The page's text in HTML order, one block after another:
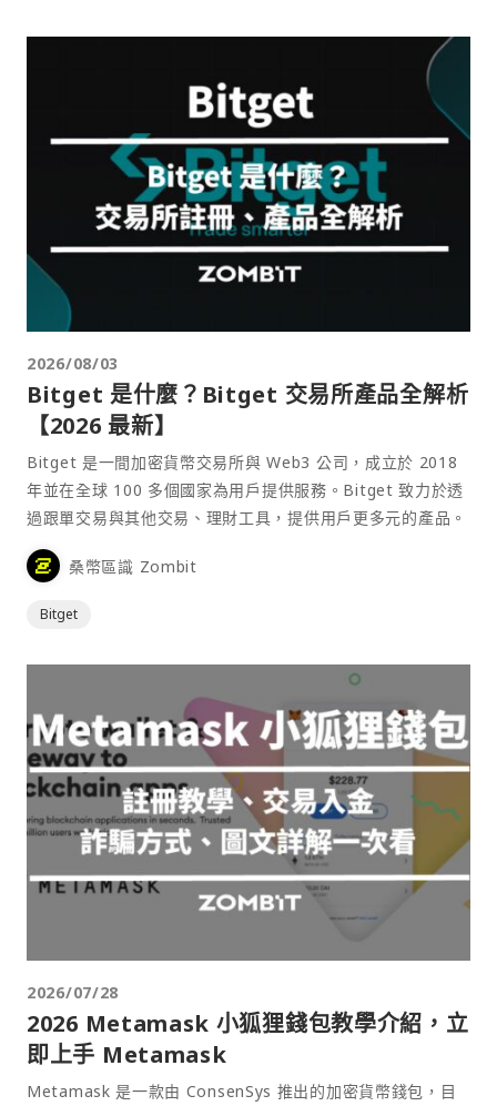
2026/08/03
Bitget 是什麼？Bitget 交易所產品全解析
【2026 最新】
Bitget 是一間加密貨幣交易所與 Web3 公司，成立於 2018
年並在全球 100 多個國家為用戶提供服務。Bitget 致力於透
過跟單交易與其他交易、理財工具，提供用戶更多元的產品。
桑幣區識 Zombit
Bitget
2026/07/28
2026 Metamask 小狐狸錢包教學介紹，立
即上手 Metamask
Metamask 是一款由 ConsenSys 推出的加密貨幣錢包，目